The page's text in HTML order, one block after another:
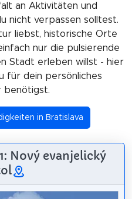
an Aktivitäten und
nicht verpassen solltest.
liebst, historische Orte
nur die pulsierende
Stadt erleben willst - hier
für dein persönliches
benötigst.
in Bratislava
Nový evanjelický